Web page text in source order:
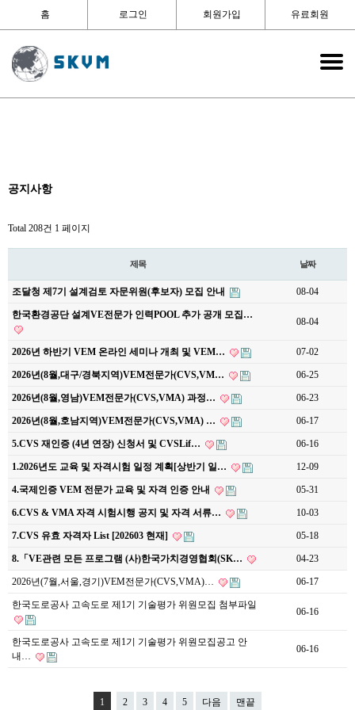
홈 로그인 회원가입 유료회원
공지사항
Total 208건 1 페이지
제목 날짜
조달청 제7기 설계검토 자문위원(후보자) 모집 안내 08-04
한국환경공단 설계VE전문가 인력POOL 추가 공개 모집…
08-04
2026년 하반기 VEM 온라인 세미나 개최 및 VEM… 07-02
2026년(8월,대구/경북지역)VEM전문가(CVS,VM… 06-25
2026년(8월,영남)VEM전문가(CVS,VMA) 과정… 06-23
2026년(8월,호남지역)VEM전문가(CVS,VMA) … 06-17
5.CVS 재인증 (4년 연장) 신청서 및 CVSLif… 06-16
1.2026년도 교육 및 자격시험 일정 계획[상반기 일… 12-09
4.국제인증 VEM 전문가 교육 및 자격 인증 안내 05-31
6.CVS & VMA 자격 시험시행 공지 및 자격 서류… 10-03
7.CVS 유효 자격자 List [202603 현재] 05-18
8.「VE관련 모든 프로그램 (사)한국가치경영협회(SK… 04-23
2026년(7월,서울,경기)VEM전문가(CVS,VMA)… 06-17
한국도로공사 고속도로 제1기 기술평가 위원모집 첨부파일
06-16
한국도로공사 고속도로 제1기 기술평가 위원모집공고 안
내…
06-16
1 2 3 4 5 다음 맨끝